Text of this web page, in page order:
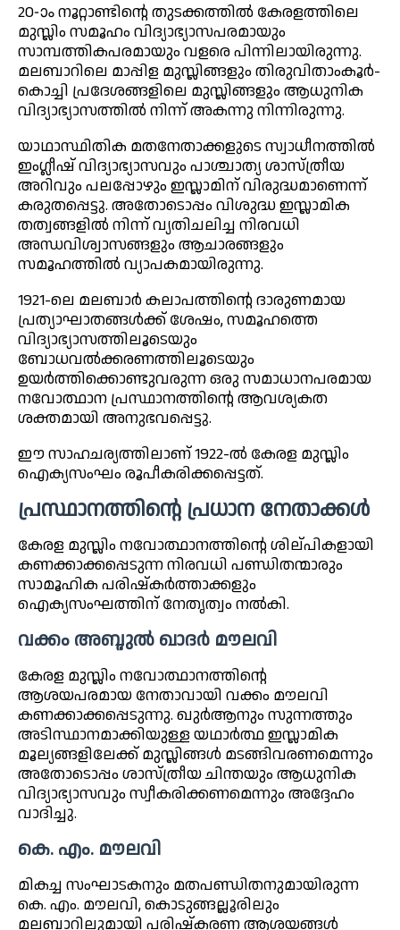
20-ാം നൂറ്റാണ്ടിന്റെ തുടക്കത്തിൽ കേരളത്തിലെ
മുസ്ലിം സമൂഹം വിദ്യാഭ്യാസപരമായും
സാമ്പത്തികപരമായും വളരെ പിന്നിലായിരുന്നു.
മലബാറിലെ മാപ്പിള മുസ്ലിങ്ങളും തിരുവിതാംകൂർ-
കൊച്ചി പ്രദേശങ്ങളിലെ മുസ്ലിങ്ങളും ആധുനിക
വിദ്യാഭ്യാസത്തിൽ നിന്ന് അകന്നു നിന്നിരുന്നു.
യാഥാസ്ഥിതിക മതനേതാക്കളുടെ സ്വാധീനത്തിൽ
ഇംഗ്ലീഷ് വിദ്യാഭ്യാസവും പാശ്ചാത്യ ശാസ്ത്രീയ
അറിവും പലപ്പോഴും ഇസ്ലാമിന് വിരുദ്ധമാണെന്ന്
കരുതപ്പെട്ടു. അതോടൊപ്പം വിശുദ്ധ ഇസ്ലാമിക
തത്വങ്ങളിൽ നിന്ന് വ്യതിചലിച്ച നിരവധി
അന്ധവിശ്വാസങ്ങളും ആചാരങ്ങളും
സമൂഹത്തിൽ വ്യാപകമായിരുന്നു.
1921-ലെ മലബാർ കലാപത്തിന്റെ ദാരുണമായ
പ്രത്യാഘാതങ്ങൾക്ക് ശേഷം, സമൂഹത്തെ
വിദ്യാഭ്യാസത്തിലൂടെയും
ബോധവൽക്കരണത്തിലൂടെയും
ഉയർത്തിക്കൊണ്ടുവരുന്ന ഒരു സമാധാനപരമായ
നവോത്ഥാന പ്രസ്ഥാനത്തിന്റെ ആവശ്യകത
ശക്തമായി അനുഭവപ്പെട്ടു.
ഈ സാഹചര്യത്തിലാണ് 1922-ൽ കേരള മുസ്ലിം
ഐക്യസംഘം രൂപീകരിക്കപ്പെട്ടത്.
പ്രസ്ഥാനത്തിന്റെ പ്രധാന നേതാക്കൾ
കേരള മുസ്ലിം നവോത്ഥാനത്തിന്റെ ശില്പികളായി
കണക്കാക്കപ്പെടുന്ന നിരവധി പണ്ഡിതന്മാരും
സാമൂഹിക പരിഷ്കർത്താക്കളും
ഐക്യസംഘത്തിന് നേതൃത്വം നൽകി.
വക്കം അബ്ദുൽ ഖാദർ മൗലവി
കേരള മുസ്ലിം നവോത്ഥാനത്തിന്റെ
ആശയപരമായ നേതാവായി വക്കം മൗലവി
കണക്കാക്കപ്പെടുന്നു. ഖുർആനും സുന്നത്തും
അടിസ്ഥാനമാക്കിയുള്ള യഥാർത്ഥ ഇസ്ലാമിക
മൂല്യങ്ങളിലേക്ക് മുസ്ലിങ്ങൾ മടങ്ങിവരണമെന്നും
അതോടൊപ്പം ശാസ്ത്രീയ ചിന്തയും ആധുനിക
വിദ്യാഭ്യാസവും സ്വീകരിക്കണമെന്നും അദ്ദേഹം
വാദിച്ചു.
കെ. എം. മൗലവി
മികച്ച സംഘാടകനും മതപണ്ഡിതനുമായിരുന്ന
കെ. എം. മൗലവി, കൊടുങ്ങല്ലൂരിലും
മലബാറിലുമായി പരിഷ്കരണ ആശയങ്ങൾ